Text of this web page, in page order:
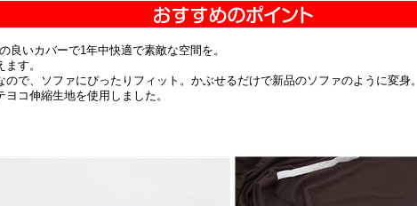
良いカバーで1年中快適で素敵な空間を。
す。
ので、ソファにぴったりフィット。かぶせるだけで新品のソファのように変身。
コ伸縮生地を使用しました。